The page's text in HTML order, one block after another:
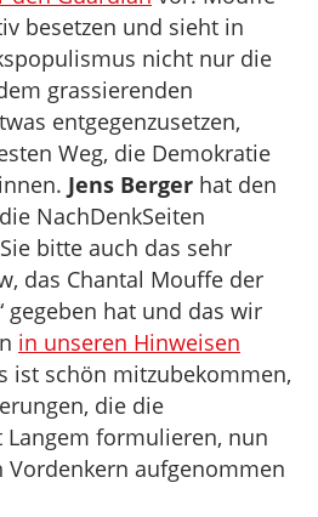
besetzen und sieht in
nicht nur die
grassierenden
entgegenzusetzen,
Weg, die Demokratie
Jens Berger hat den
NachDenkSeiten
bitte auch das sehr
das Chantal Mouffe der
gegeben hat und das wir
in unseren Hinweisen
ist schön mitzubekommen,
die die
Langem formulieren, nun
aufgenommen